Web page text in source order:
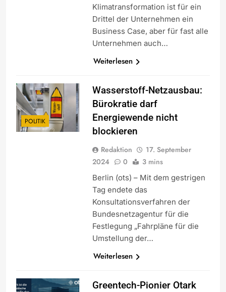
Klimatransformation ist für ein
Drittel der Unternehmen ein
Business Case, aber für fast alle
Unternehmen auch…
Weiterlesen
POLITIK
Wasserstoff-Netzausbau:
Bürokratie darf
Energiewende nicht
blockieren
Redaktion
17. September
2024
0 3 mins
Berlin (ots) – Mit dem gestrigen
Tag endete das
Konsultationsverfahren der
Bundesnetzagentur für die
Festlegung „Fahrpläne für die
Umstellung der…
Weiterlesen
Greentech-Pionier Otark